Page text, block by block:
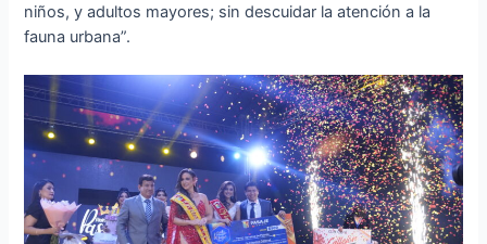
niños, y adultos mayores; sin descuidar la atención a la
fauna urbana”.